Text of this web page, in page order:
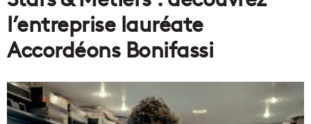
l’entreprise lauréate
Accordéons Bonifassi